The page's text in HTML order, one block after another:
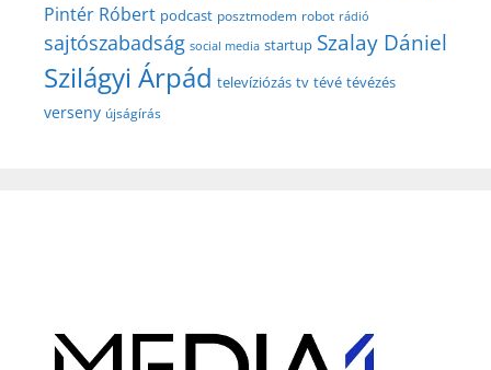
Pintér Róbert podcast posztmodem robot rádió
sajtószabadság social media startup Szalay Dániel
Szilágyi Árpád televíziózás tv tévé tévézés
verseny újságírás